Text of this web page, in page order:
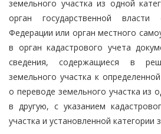
земельного участка из одной
орган государственной власти
Федерации или орган местного
в орган кадастрового учета
сведения, содержащиеся в
земельного участка к
о переводе земельного участка из
в другую, с указанием
участка и установленной категории